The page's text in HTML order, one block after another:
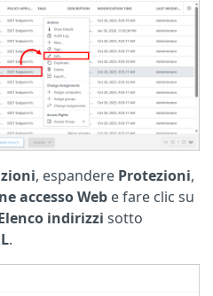
, espandere Protezioni,
accesso Web e fare clic su
indirizzi sotto
.